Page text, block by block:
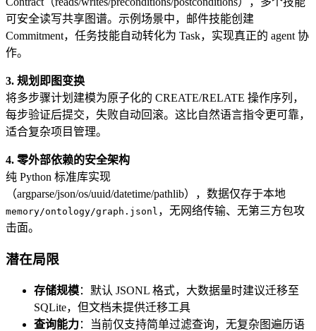
可安全读写共享图谱。示例场景中，邮件技能创建
Commitment，任务技能自动转化为 Task，实现真正的 agent 协
作。
3. 规划即图变换
将多步骤计划建模为原子化的 CREATE/RELATE 操作序列，
每步验证后提交，失败自动回滚。这比自然语言指令更可靠，
适合复杂项目管理。
4. 零外部依赖的安全架构
纯 Python 标准库实现
（argparse/json/os/uuid/datetime/pathlib），数据仅存于本地
memory/ontology/graph.jsonl ，无网络传输、无第三方包攻
击面。
潜在局限
存储规模：默认 JSONL 格式，大数据量时建议迁移至
SQLite，但文档未提供迁移工具
查询能力：当前仅支持简单过滤查询，无复杂图遍历语